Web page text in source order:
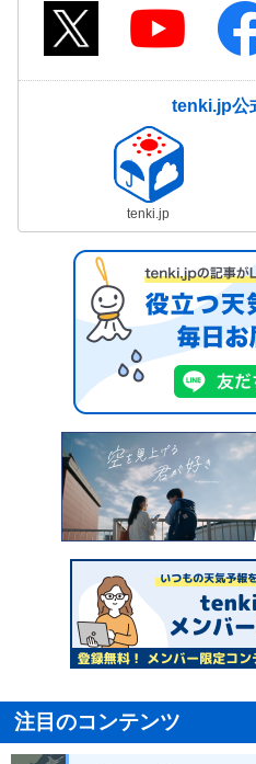
tenki.jp公
tenki.jp
注目のコンテンツ